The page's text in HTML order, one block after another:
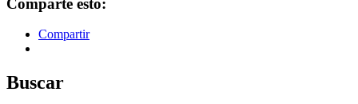
Comparte esto:
Compartir
Buscar